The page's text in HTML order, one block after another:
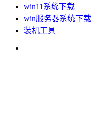
win11系统下载
win服务器系统下载
装机工具